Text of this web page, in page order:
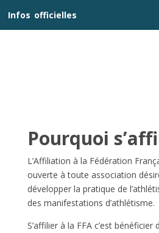
Infos officielles
Pourquoi
L’Affiliation à la Fédération
ouverte à toute association
développer la pratique de
des manifestations d’athlétisme.
S’affilier à la FFA c’est bénéficier